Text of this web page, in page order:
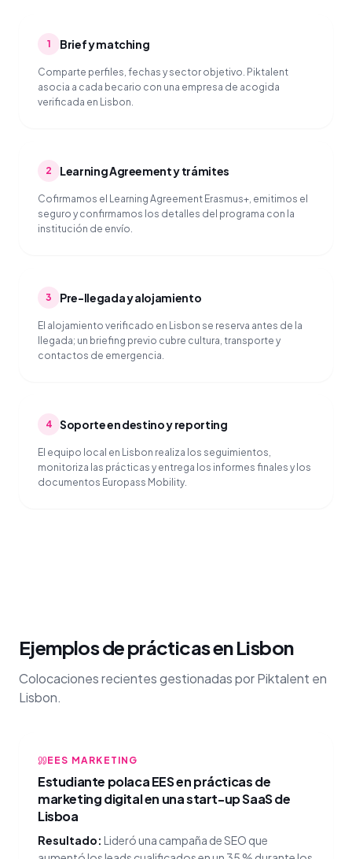
1 Brief y matching
Comparte perfiles, fechas y sector objetivo. Piktalent
asocia a cada becario con una empresa de acogida
verificada en Lisbon.
2 Learning Agreement y trámites
Cofirmamos el Learning Agreement Erasmus+, emitimos el
seguro y confirmamos los detalles del programa con la
institución de envío.
3 Pre-llegada y alojamiento
El alojamiento verificado en Lisbon se reserva antes de la
llegada; un briefing previo cubre cultura, transporte y
contactos de emergencia.
4 Soporte en destino y reporting
El equipo local en Lisbon realiza los seguimientos,
monitoriza las prácticas y entrega los informes finales y los
documentos Europass Mobility.
Ejemplos de prácticas en Lisbon
Colocaciones recientes gestionadas por Piktalent en
Lisbon.
EES MARKETING
Estudiante polaca EES en prácticas de
marketing digital en una start-up SaaS de
Lisboa
Resultado: Lideró una campaña de SEO que